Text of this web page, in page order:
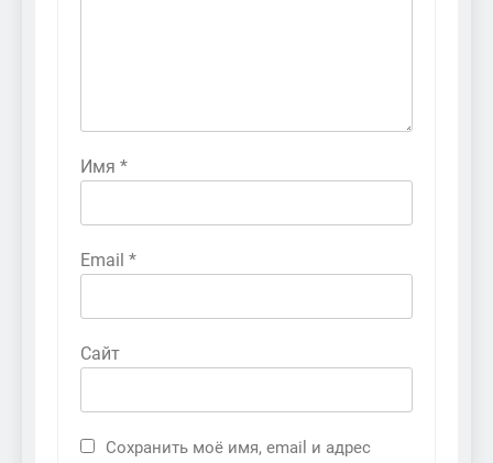
Имя *
Email *
Сайт
Сохранить моё имя, email и адрес